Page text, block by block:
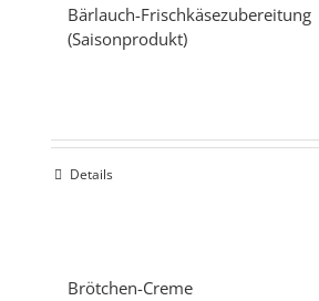
Bärlauch-Frischkäsezubereitung
(Saisonprodukt)
Details
Brötchen-Creme